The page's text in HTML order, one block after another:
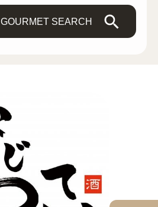
GOURMET SEARCH